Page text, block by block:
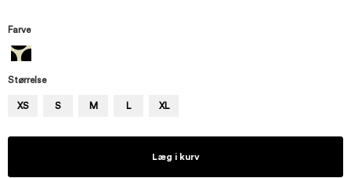
Farve
Størrelse
XS S M L XL
Læg i kurv